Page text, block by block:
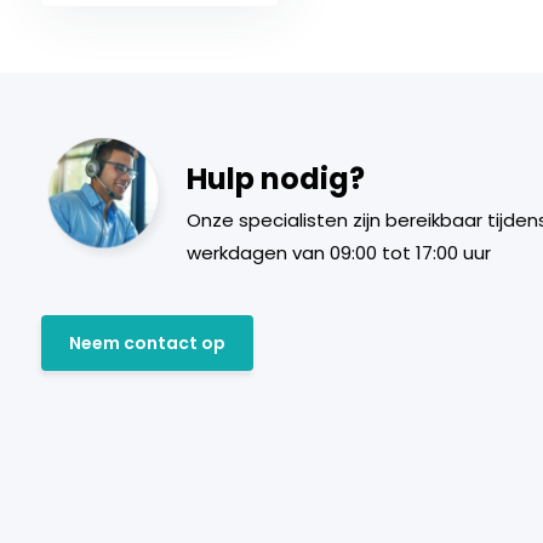
Hulp nodig?
Onze specialisten zijn bereikbaar
werkdagen van 09:00 tot 17:00 uur
Neem contact op